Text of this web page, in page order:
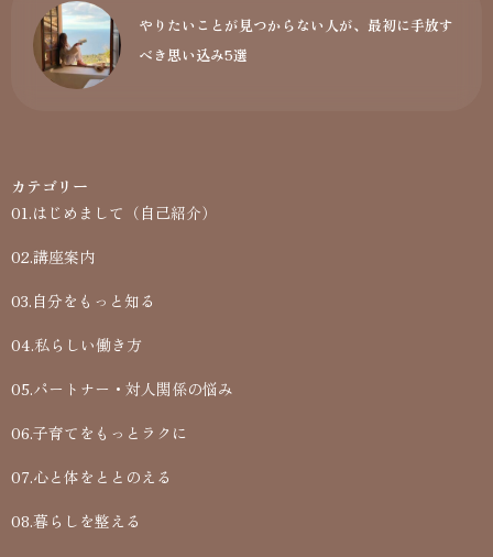
やりたいことが見つからない人が、最初に手放す
べき思い込み5選
カテゴリー
01.はじめまして（自己紹介）
02.講座案内
03.自分をもっと知る
04.私らしい働き方
05.パートナー・対人関係の悩み
06.子育てをもっとラクに
07.心と体をととのえる
08.暮らしを整える